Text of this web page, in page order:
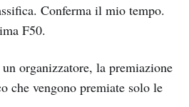
Conferma il mio tempo.
F50.
organizzatore, la premiazione
che vengono premiate solo le